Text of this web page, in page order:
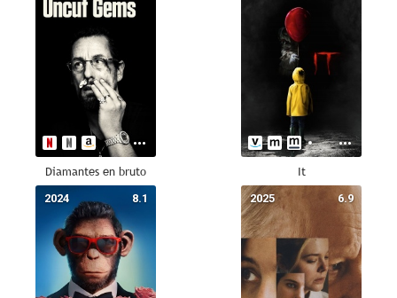
Diamantes en bruto It
8.1
2024 6.9
2025